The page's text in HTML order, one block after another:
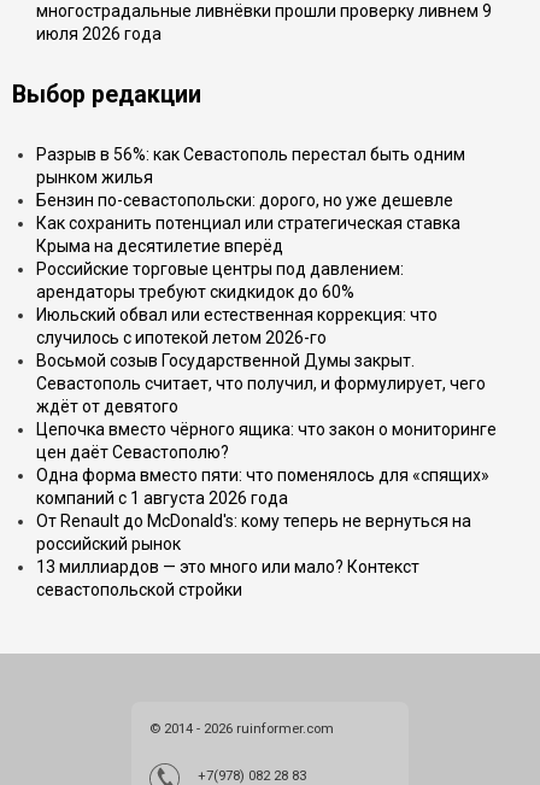
многострадальные ливнёвки прошли проверку ливнем 9
июля 2026 года
Выбор редакции
Разрыв в 56%: как Севастополь перестал быть одним
рынком жилья
Бензин по-севастопольски: дорого, но уже дешевле
Как сохранить потенциал или стратегическая ставка
Крыма на десятилетие вперёд
Российские торговые центры под давлением:
арендаторы требуют скидкидок до 60%
Июльский обвал или естественная коррекция: что
случилось с ипотекой летом 2026-го
Восьмой созыв Государственной Думы закрыт.
Севастополь считает, что получил, и формулирует, чего
ждёт от девятого
Цепочка вместо чёрного ящика: что закон о мониторинге
цен даёт Севастополю?
Одна форма вместо пяти: что поменялось для «спящих»
компаний с 1 августа 2026 года
От Renault до McDonald's: кому теперь не вернуться на
российский рынок
13 миллиардов — это много или мало? Контекст
севастопольской стройки
© 2014 - 2026 ruinformer.com
+7(978) 082 28 83